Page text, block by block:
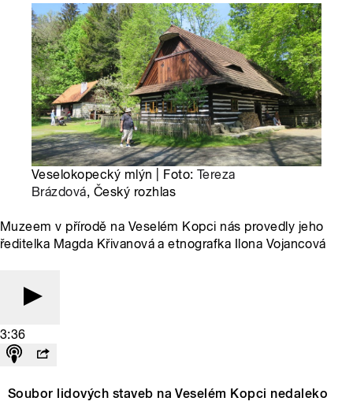
Veselokopecký mlýn | Foto: Tereza
Brázdová, Český rozhlas
Muzeem v přírodě na Veselém Kopci nás provedly jeho
ředitelka Magda Křivanová a etnografka Ilona Vojancová
3:36
Soubor lidových staveb na Veselém Kopci nedaleko